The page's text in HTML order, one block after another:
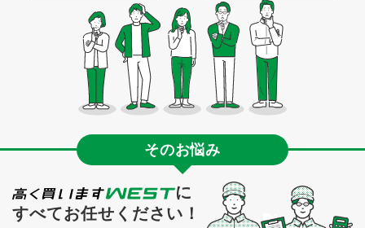
そのお悩み
に
すべてお任せください！